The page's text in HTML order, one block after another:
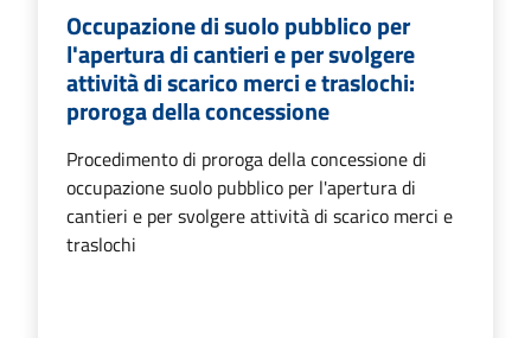
Occupazione di suolo pubblico per
l'apertura di cantieri e per svolgere
attività di scarico merci e traslochi:
proroga della concessione
Procedimento di proroga della concessione di
occupazione suolo pubblico per l'apertura di
cantieri e per svolgere attività di scarico merci e
traslochi